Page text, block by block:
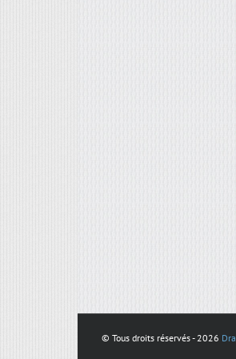
© Tous droits réservés -2026